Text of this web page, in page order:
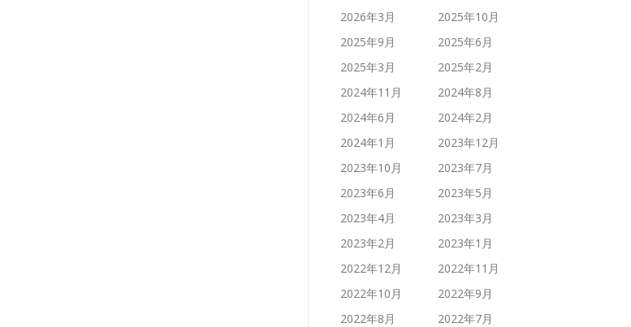
2026年3月
2025年10月
2025年9月
2025年6月
2025年3月
2025年2月
2024年11月
2024年8月
2024年6月
2024年2月
2024年1月
2023年12月
2023年10月
2023年7月
2023年6月
2023年5月
2023年4月
2023年3月
2023年2月
2023年1月
2022年12月
2022年11月
2022年10月
2022年9月
2022年8月
2022年7月